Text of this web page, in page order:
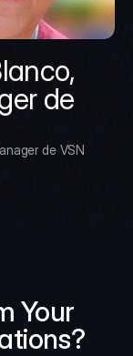
de
de VSN
Your